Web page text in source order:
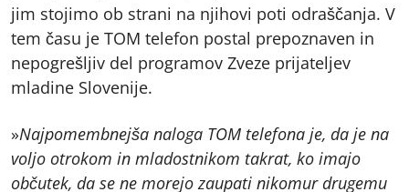
jim stojimo ob strani na njihovi poti odraščanja. V
tem času je TOM telefon postal prepoznaven in
nepogrešljiv del programov Zveze prijateljev
mladine Slovenije.
»Najpomembnejša naloga TOM telefona je, da je na
voljo otrokom in mladostnikom takrat, ko imajo
občutek, da se ne morejo zaupati nikomur drugemu